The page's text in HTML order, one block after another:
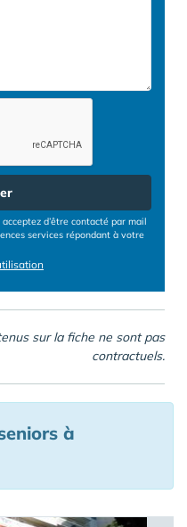
d’être contacté par mail
services répondant à votre
sur la fiche ne sont pas
contractuels.
à